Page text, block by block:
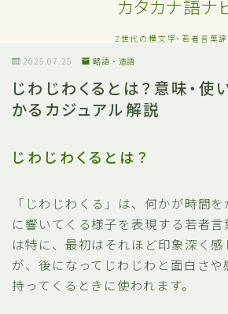
カタカナ語ナ
Z世代の横文字・若者言葉
MENU
Z世代・若者カタカナ語
ネット・SNS用語
日常でよく聞く流行語
略語・造語
2025.07.25 略語・造語
じわじわくるとは？意味・使
かるカジュアル解説
じわじわくるとは？
「じわじわくる」は、何かが時間
に響いてくる様子を表現する若者
は特に、最初はそれほど印象深く
が、後になってじわじわと面白さ
持ってくるときに使われます。